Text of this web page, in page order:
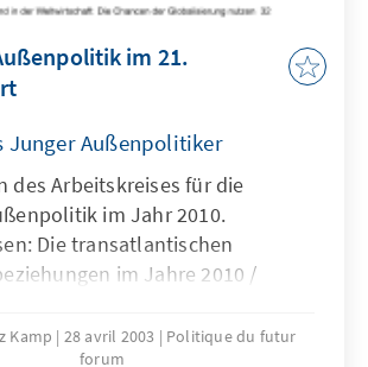
im 21.
Junger Außenpolitiker
des Arbeitskreises für die
im Jahr 2010.
Die transatlantischen
im Jahre 2010 /
Demokratisierung der
Kamp 28 avril 2003
Politique du futur
forum